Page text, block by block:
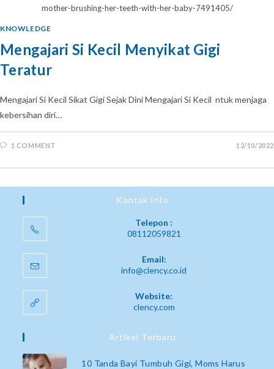
mother-brushing-her-teeth-with-her-baby-7491405/
KNOWLEDGE
Mengajari Si Kecil Menyikat Gigi
Teratur
Mengajari Si Kecil Sikat Gigi Sejak Dini Mengajari Si Kecil ntuk menjaga
kebersihan diri…
1 COMMENT 12/10/2022
Kontak Info
Telepon :
08112059821
Email:
info@clency.co.id
Website:
clency.com
Artikel Terbaru
10 Tanda Bayi Tumbuh Gigi, Moms Harus